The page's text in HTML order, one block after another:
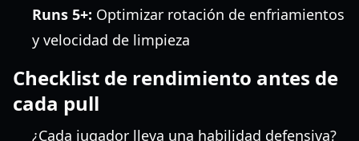
Runs 5+: Optimizar rotación de enfriamientos
y velocidad de limpieza
Checklist de rendimiento antes de
cada pull
¿Cada jugador lleva una habilidad defensiva?